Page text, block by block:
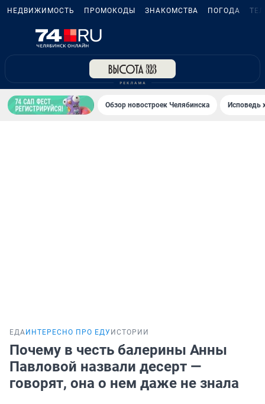
НЕДВИЖИМОСТЬ ПРОМОКОДЫ ЗНАКОМСТВА ПОГОДА
Обзор новостроек Челябинска Исповедь
ЕДА ИНТЕРЕСНО ПРО ЕДУ ИСТОРИИ
Почему в честь балерины Анны
Павловой назвали десерт —
говорят, она о нем даже не знала